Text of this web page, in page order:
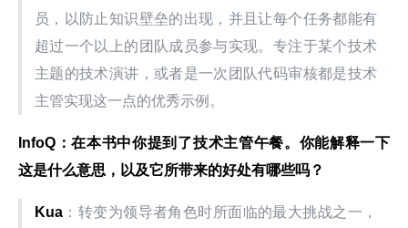
员，以防止知识壁垒的出现，并且让每个任务都能有
超过一个以上的团队成员参与实现。专注于某个技术
主题的技术演讲，或者是一次团队代码审核都是技术
主管实现这一点的优秀示例。
InfoQ ：在本书中你提到了技术主管午餐。你能解释一下
这是什么意思，以及它所带来的好处有哪些吗？
Kua ：转变为领导者角色时所面临的最大挑战之一，